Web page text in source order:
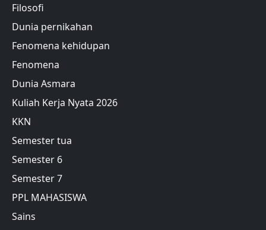
Filosofi
Dunia pernikahan
Fenomena kehidupan
Fenomena
Dunia Asmara
Kuliah Kerja Nyata 2026
KKN
Semester tua
Semester 6
Semester 7
PPL MAHASISWA
Sains